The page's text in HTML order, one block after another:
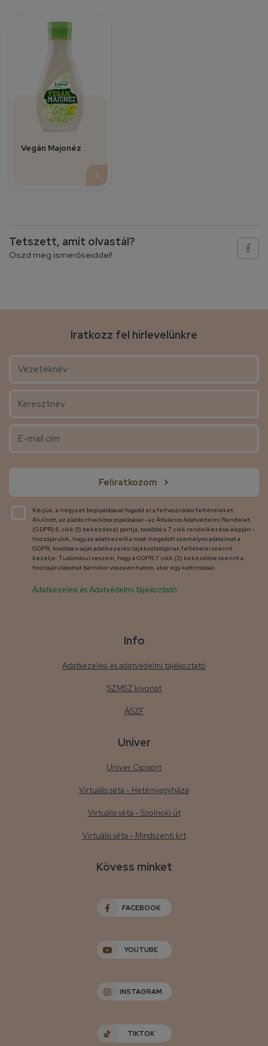
Vegán Majonéz
Tetszett, amit olvastál?
Oszd meg ismerőseiddel!
Iratkozz fel hírlevelünkre
Feliratkozom
Kérjük, a négyzet bepipálásával fogadd el a felhasználási feltételeket.
Alulírott, az alábbi checkbox pipálásával - az Általános Adatvédelmi Rendelet
(GDPR) 6. cikk (1) bekezdés a) pontja, továbbá a 7. cikk rendelkezése alapján -
hozzájárulok, hogy az adatkezelő a most megadott személyes adataimat a
GDPR, továbbá a saját adatkezelési tájékoztatójának feltételei szerint
kezelje. Tudomásul veszem, hogy a GDPR 7. cikk (3) bekezdése szerint a
hozzájárulásomat bármikor visszavonhatom, akár egy kattintással.
Adatkezelési és Adatvédelmi tájékoztató
Info
Adatkezelési és adatvédelmi tájékoztató
SZMSZ kivonat
ÁSZF
Univer
Univer Csoport
Virtuális séta - Hetényegyháza
Virtuális séta - Szolnoki út
Virtuális séta - Mindszenti krt
Kövess minket
FACEBOOK
YOUTUBE
INSTAGRAM
TIKTOK